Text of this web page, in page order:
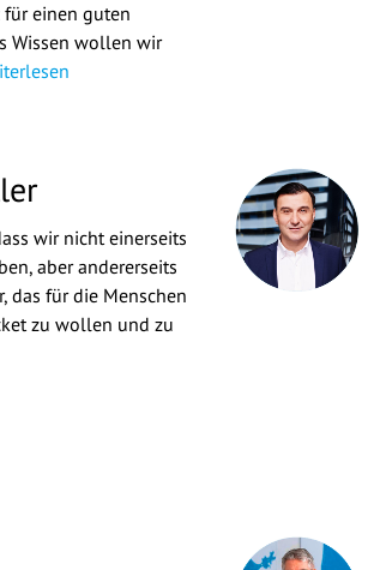
einen guten
Wissen wollen wir
wir nicht einerseits
aber andererseits
das für die Menschen
zu wollen und zu